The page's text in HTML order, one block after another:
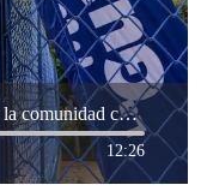
“Nos ganamos la confianza de la comunidad con hechos”: Camila Muñoz, gerente de Misión La Guajira
12:26